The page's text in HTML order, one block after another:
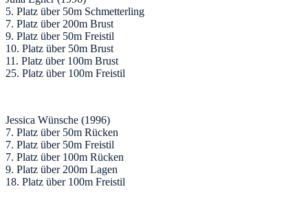
5. Platz über 50m Schmetterling
7. Platz über 200m Brust
9. Platz über 50m Freistil
10. Platz über 50m Brust
11. Platz über 100m Brust
25. Platz über 100m Freistil
Jessica Wünsche (1996)
7. Platz über 50m Rücken
7. Platz über 50m Freistil
7. Platz über 100m Rücken
9. Platz über 200m Lagen
18. Platz über 100m Freistil